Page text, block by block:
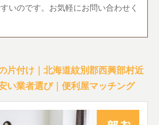
いのです。お気軽にお問い合わせく
片付け｜北海道紋別郡西興部村近
い業者選び｜便利屋マッチング